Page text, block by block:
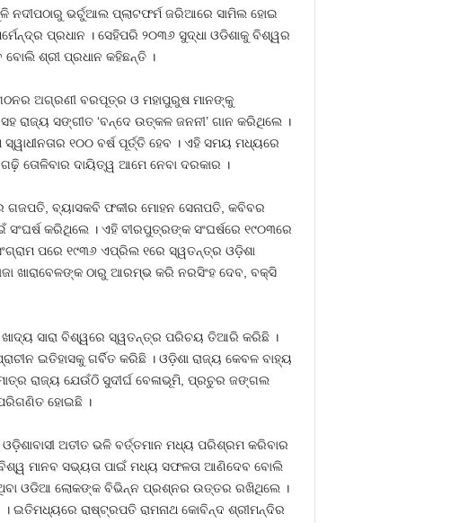
ନଦୀପଠାରୁ ଭର୍ଚୁଆଲ ପ୍ଲାଟଫର୍ମ ଜରିଆରେ ସାମିଲ ହୋଇ
ପ୍ରଧାନ । ସେହିପରି ୨୦୩୬ ସୁଦ୍ଧା ଓଡିଶାକୁ ବିଶ୍ୱର
ଶ୍ରୀ ପ୍ରଧାନ କହିଛନ୍ତି ।
ଅଗ୍ରଣୀ ବରପୂତ୍ର ଓ ମହାପୁରୁଷ ମାନଙ୍କୁ
ରାଜ୍ୟ ସଙ୍ଗୀତ ‘ବନ୍ଦେ ଉତ୍କଳ ଜନନୀ’ ଗାନ କରିଥିଲେ ।
୧୦୦ ବର୍ଷ ପୂର୍ତ୍ତି ହେବ । ଏହି ସମୟ ମଧ୍ୟରେ
ତୋଳିବାର ଦାୟିତ୍ୱ ଆମେ ନେବା ଦରକାର ।
ଗଜପତି, ବ୍ୟାସକବି ଫକୀର ମୋହନ ସେନାପତି, କବିବର
କରିଥିଲେ । ଏହି ବୀରପୁତ୍ରଙ୍କ ସଂଘର୍ଷରେ ୧୯୦୩ରେ
ପରେ ୧୯୩୬ ଏପ୍ରିଲ ୧ରେ ସ୍ୱତନ୍ତ୍ର ଓଡ଼ିଶା
ଖାରାବେଳଙ୍କ ଠାରୁ ଆରମ୍ଭ କରି ନରସିଂହ ଦେବ, ବକ୍ସି
ସାରା ବିଶ୍ୱରେ ସ୍ୱତନ୍ତ୍ର ପରିଚୟ ତିଆରି କରିଛି ।
ଇତିହାସକୁ ଗର୍ବିତ କରିଛି । ଓଡ଼ିଶା ରାଜ୍ୟ କେବଳ ବାହ୍ୟ
ରାଜ୍ୟ ଯେଉଁଠି ସୁଦୀର୍ଘ ବେଳାଭୂମି, ପ୍ରଚୁର ଜଙ୍ଗଲ
ହୋଇଛି ।
ଅତୀତ ଭଳି ବର୍ତ୍ତମାନ ମଧ୍ୟ ପରିଶ୍ରମ କରିବାର
ମାନବ ସଭ୍ୟତା ପାଇଁ ମଧ୍ୟ ସଫଳତା ଆଣିଦେବ ବୋଲି
ଓଡିଆ ଲୋକଙ୍କ ବିଭିନ୍ନ ପ୍ରଶ୍ନର ଉତ୍ତର ରଖିଥିଲେ ।
ଇତିମଧ୍ୟରେ ରାଷ୍ଟ୍ରପତି ରାମନାଥ କୋବିନ୍ଦ ଶ୍ରୀମନ୍ଦିର